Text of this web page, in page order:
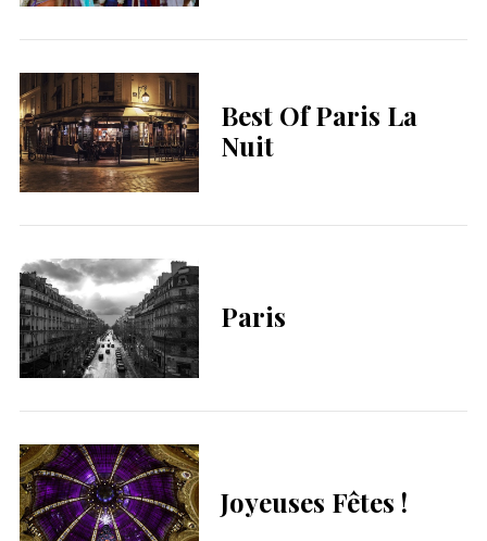
Best Of Paris La
Nuit
Paris
Joyeuses Fêtes !